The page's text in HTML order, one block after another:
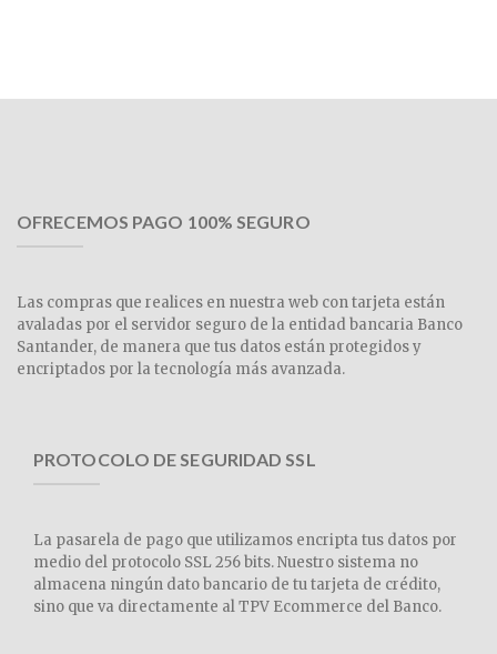
OFRECEMOS PAGO 100% SEGURO
Las compras que realices en nuestra web con tarjeta están
avaladas por el servidor seguro de la entidad bancaria Banco
Santander, de manera que tus datos están protegidos y
encriptados por la tecnología más avanzada.
PROTOCOLO DE SEGURIDAD SSL
La pasarela de pago que utilizamos encripta tus datos por
medio del protocolo SSL 256 bits. Nuestro sistema no
almacena ningún dato bancario de tu tarjeta de crédito,
sino que va directamente al TPV Ecommerce del Banco.